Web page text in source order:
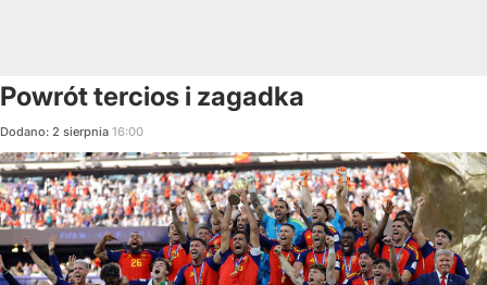
Powrót tercios i zagadka
Dodano: 2 sierpnia 16:00